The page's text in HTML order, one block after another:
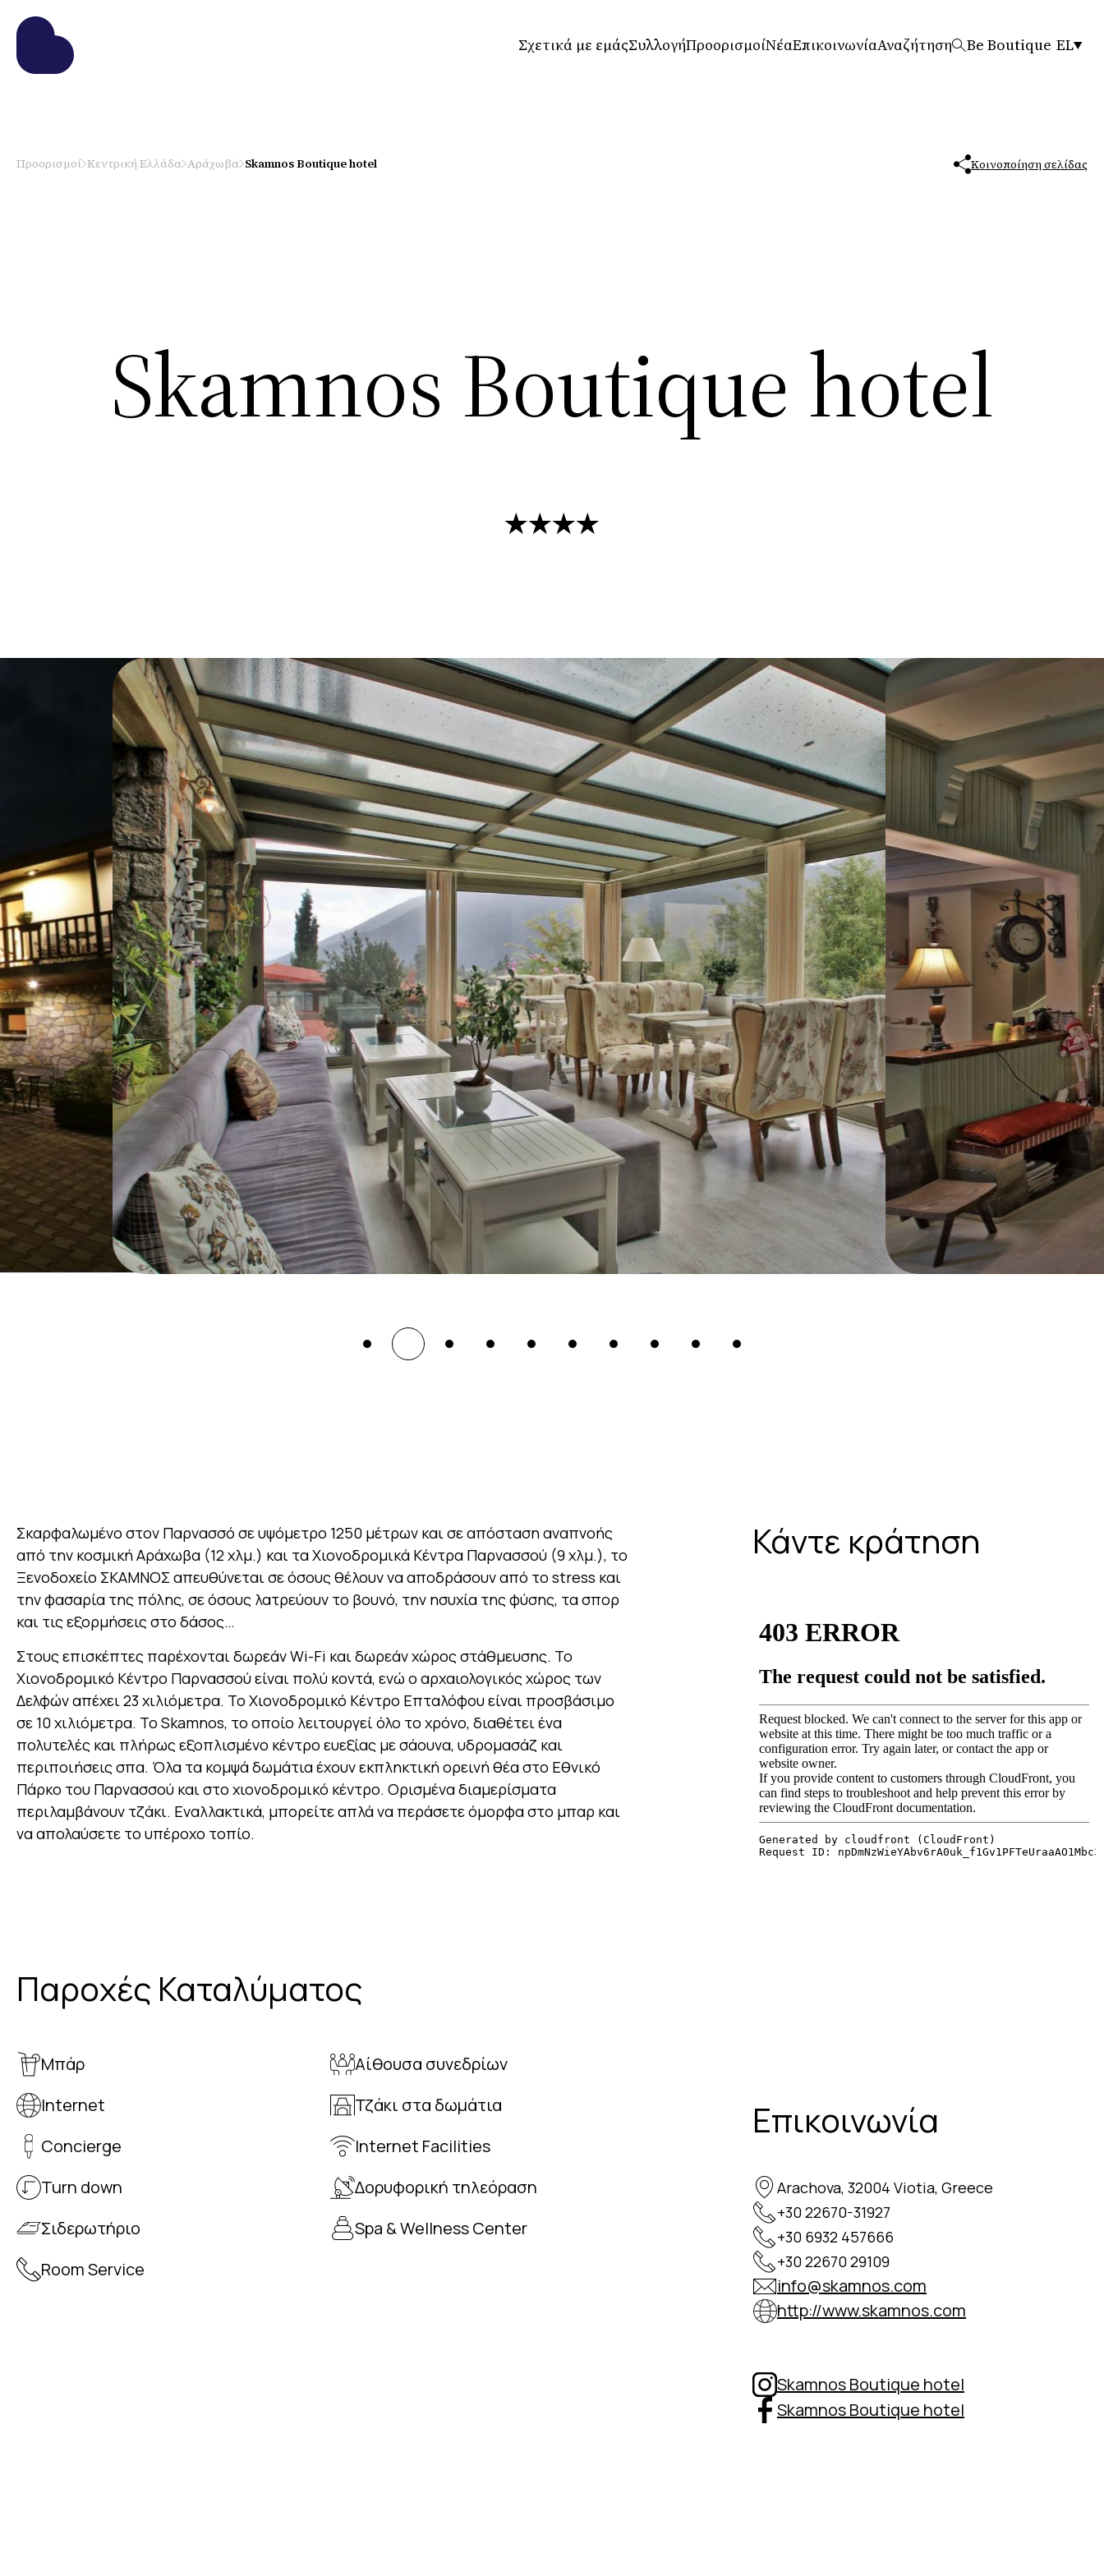
Σχετικά με εμάςΣυλλογήΠροορισμοίΝέαΕπικοινωνίαΑναζήτηση Be Boutique EL
Προορισμοί Κεντρική Ελλάδα Αράχωβα Skamnos Boutique hotel Κοινοποίηση σελίδας
Skamnos Boutique hotel
Σκαρφαλωμένο στον Παρνασσό σε υψόμετρο 1250 μέτρων και σε απόσταση αναπνοής
από την κοσμική Αράχωβα (12 χλμ.) και τα Χιονοδρομικά Κέντρα Παρνασσού (9 χλμ.), το
Ξενοδοχείο ΣΚΑΜΝΟΣ απευθύνεται σε όσους θέλουν να αποδράσουν από το stress και
την φασαρία της πόλης, σε όσους λατρεύουν το βουνό, την ησυχία της φύσης, τα σπορ
και τις εξορμήσεις στο δάσος…
Στους επισκέπτες παρέχονται δωρεάν Wi-Fi και δωρεάν χώρος στάθμευσης. Το
Χιονοδρομικό Κέντρο Παρνασσού είναι πολύ κοντά, ενώ ο αρχαιολογικός χώρος των
Δελφών απέχει 23 χιλιόμετρα. Το Χιονοδρομικό Κέντρο Επταλόφου είναι προσβάσιμο
σε 10 χιλιόμετρα. Το Skamnos, το οποίο λειτουργεί όλο το χρόνο, διαθέτει ένα
πολυτελές και πλήρως εξοπλισμένο κέντρο ευεξίας με σάουνα, υδρομασάζ και
περιποιήσεις σπα. Όλα τα κομψά δωμάτια έχουν εκπληκτική ορεινή θέα στο Εθνικό
Πάρκο του Παρνασσού και στο χιονοδρομικό κέντρο. Ορισμένα διαμερίσματα
περιλαμβάνουν τζάκι. Εναλλακτικά, μπορείτε απλά να περάσετε όμορφα στο μπαρ και
να απολαύσετε το υπέροχο τοπίο.
Παροχές Καταλύματος
Μπάρ
Internet
Concierge
Turn down
Σιδερωτήριο
Room Service
Αίθουσα συνεδρίων
Τζάκι στα δωμάτια
Internet Facilities
Δορυφορική τηλεόραση
Spa & Wellness Center
Κάντε κράτηση
Επικοινωνία
Arachova, 32004 Viotia, Greece
+30 22670-31927
+30 6932 457666
+30 22670 29109
info@skamnos.com
http://www.skamnos.com
Skamnos Boutique hotel
Skamnos Boutique hotel